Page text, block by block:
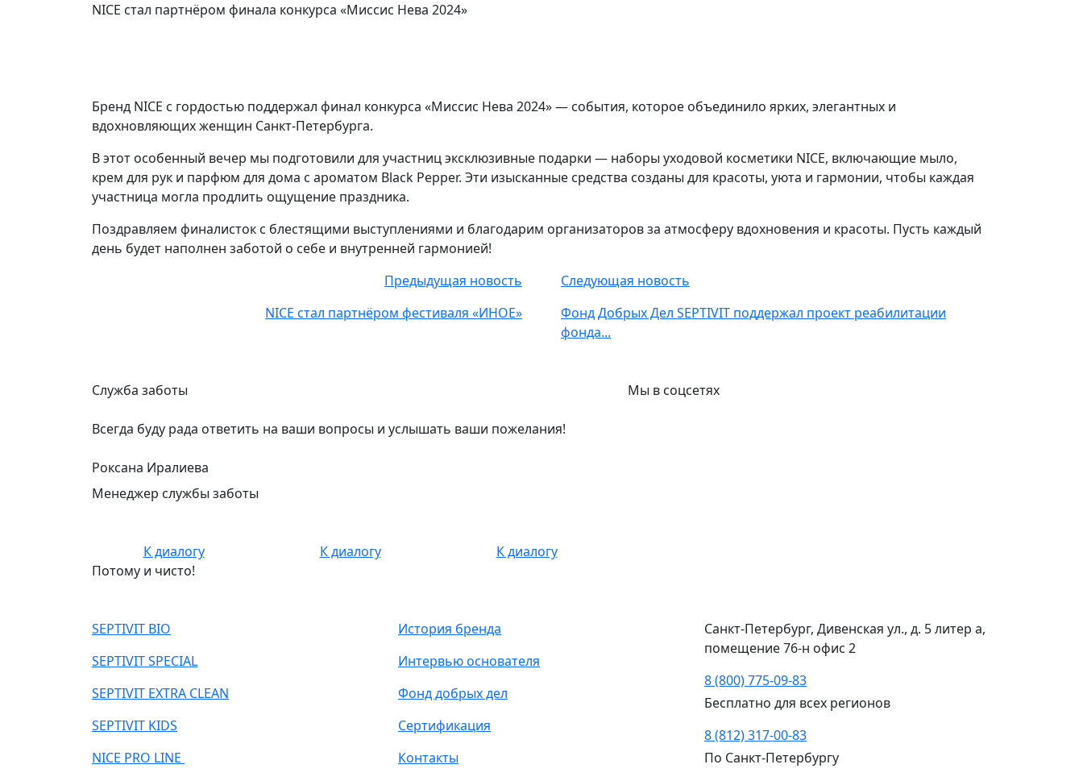
NICE стал партнёром финала конкурса «Миссис Нева 2024»
Бренд NICE с гордостью поддержал финал конкурса «Миссис Нева 2024» — события, которое объединило ярких, элегантных и
вдохновляющих женщин Санкт-Петербурга.
В этот особенный вечер мы подготовили для участниц эксклюзивные подарки — наборы уходовой косметики NICE, включающие мыло,
крем для рук и парфюм для дома с ароматом Black Pepper. Эти изысканные средства созданы для красоты, уюта и гармонии, чтобы каждая
участница могла продлить ощущение праздника.
Поздравляем финалисток с блестящими выступлениями и благодарим организаторов за атмосферу вдохновения и красоты. Пусть каждый
день будет наполнен заботой о себе и внутренней гармонией!
Предыдущая новость
NICE стал партнёром фестиваля «ИНОЕ»
Следующая новость
Фонд Добрых Дел SEPTIVIT поддержал проект реабилитации
фонда...
Служба заботы
Всегда буду рада ответить на ваши вопросы и услышать ваши пожелания!
Роксана Иралиева
Менеджер службы заботы
К диалогу К диалогу К диалогу
Мы в соцсетях
Потому и чисто!
SEPTIVIT BIO
SEPTIVIT SPECIAL
SEPTIVIT EXTRA CLEAN
SEPTIVIT KIDS
NICE PRO LINE
История бренда
Интервью основателя
Фонд добрых дел
Сертификация
Контакты
Санкт-Петербург, Дивенская ул., д. 5 литер а,
помещение 76-н офис 2
8 (800) 775-09-83
Бесплатно для всех регионов
8 (812) 317-00-83
По Санкт-Петербургу